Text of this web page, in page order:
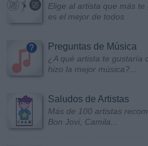
Elige al artista que más
es el mejor de todos
Preguntas de Música
¿A qué artista te gustaría
hizo la mejor música?...
Saludos de Artistas
Más de 100 artistas
Bon Jovi, Camila...